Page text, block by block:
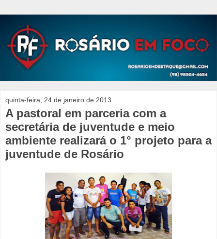
quinta-feira, 24 de janeiro de 2013
A pastoral em parceria com a
secretária de juventude e meio
ambiente realizará o 1° projeto para a
juventude de Rosário